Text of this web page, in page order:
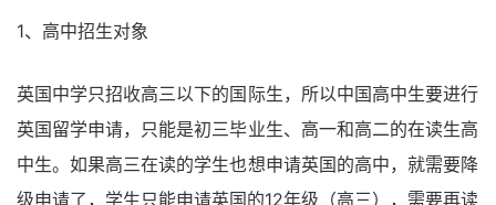
1、高中招生对象
英国中学只招收高三以下的国际生，所以中国高中生要进行
英国留学申请，只能是初三毕业生、高一和高二的在读生高
中生。如果高三在读的学生也想申请英国的高中，就需要降
级申请了，学生只能申请英国的12年级（高三），需要再读